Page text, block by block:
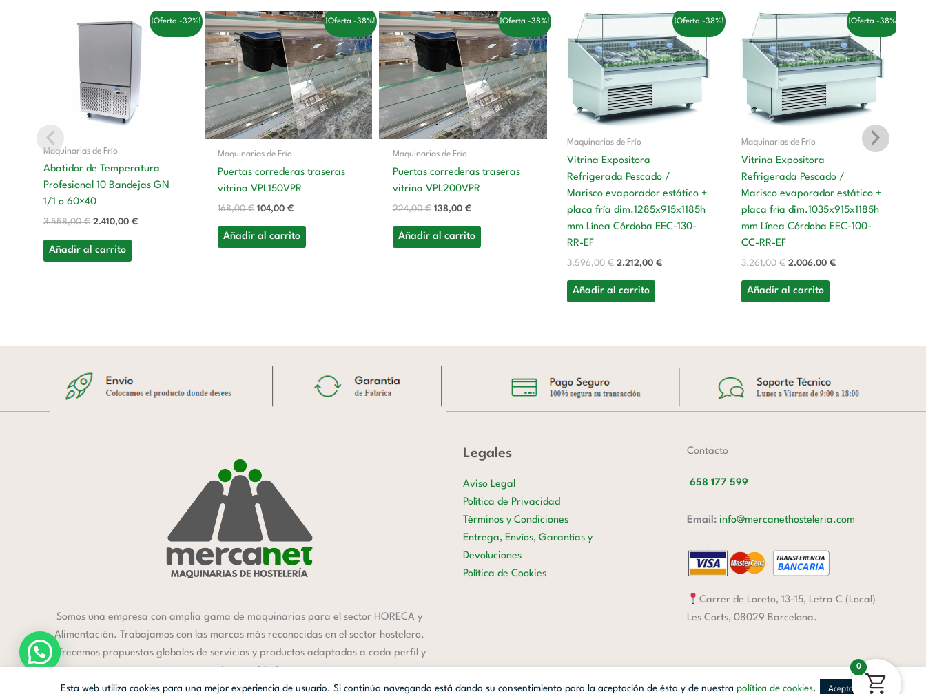
¡Oferta -32%!
Maquinarias de Frío
Abatidor de Temperatura
Profesional 10 Bandejas GN
1/1 o 60×40
3.558,00€
precio
2.410,00€
precio
Añadir al carrito
¡Oferta -38%!
Maquinarias de Frío
Puertas correderas traseras
vitrina VPL150VPR
168,00€
El
precio
original
168,00 €.
104,00€
El
precio
actual
es:
104,00 €.
Añadir al carrito
¡Oferta -38%!
Maquinarias de Frío
Puertas correderas traseras
vitrina VPL200VPR
224,00€
El
precio
original
224,00 €.
138,00 €
El
precio
actual
es:
138,00 €.
Añadir al carrito
¡Oferta -38%!
Maquinarias de Frío
Vitrina Expositora
Refrigerada Pescado /
Marisco evaporador estático +
placa fría dim.1285x915x1185h
mm Línea Córdoba EEC-130-
RR-EF
3.596,00€
El
original
era:
3.596,00 €.
2.212,00 €
El
precio
actual
es:
2.212,00 €.
Añadir al carrito
¡Oferta -38%!
Maquinarias de Frío
Vitrina Expositora
Refrigerada Pescado /
Marisco evaporador estático +
placa fría dim.1035x915x1185h
mm Línea Córdoba EEC-100-
CC-RR-EF
3.261,00€
El
original
era:
3.261,00 €.
2.006,00 €
El
precio
actual
es:
2.006,00 €.
Añadir al carrito
Somos una empresa con amplia gama de maquinarias para el sector HORECA y
Alimentación. Trabajamos con las marcas más reconocidas en el sector hostelero,
ofrecemos propuestas globales de servicios y productos adaptadas a cada perfil y
Legales
Aviso Legal
Política de Privacidad
Términos y Condiciones
Entrega, Envíos, Garantías y
Devoluciones
Política de Cookies
Contacto
658 177 599
Email: info@mercanethosteleria.com
Carrer de Loreto, 13-15, Letra C (Local)
Les Corts, 08029 Barcelona.
Esta web utiliza cookies para una mejor experiencia de usuario. Si continúa navegando está dando su consentimiento para la aceptación de ésta y de nuestra política de cookies. Aceptar
0